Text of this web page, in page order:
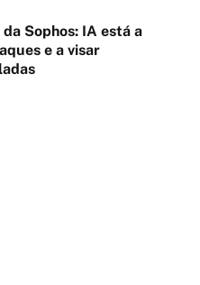
Sophos: IA está a
e a visar